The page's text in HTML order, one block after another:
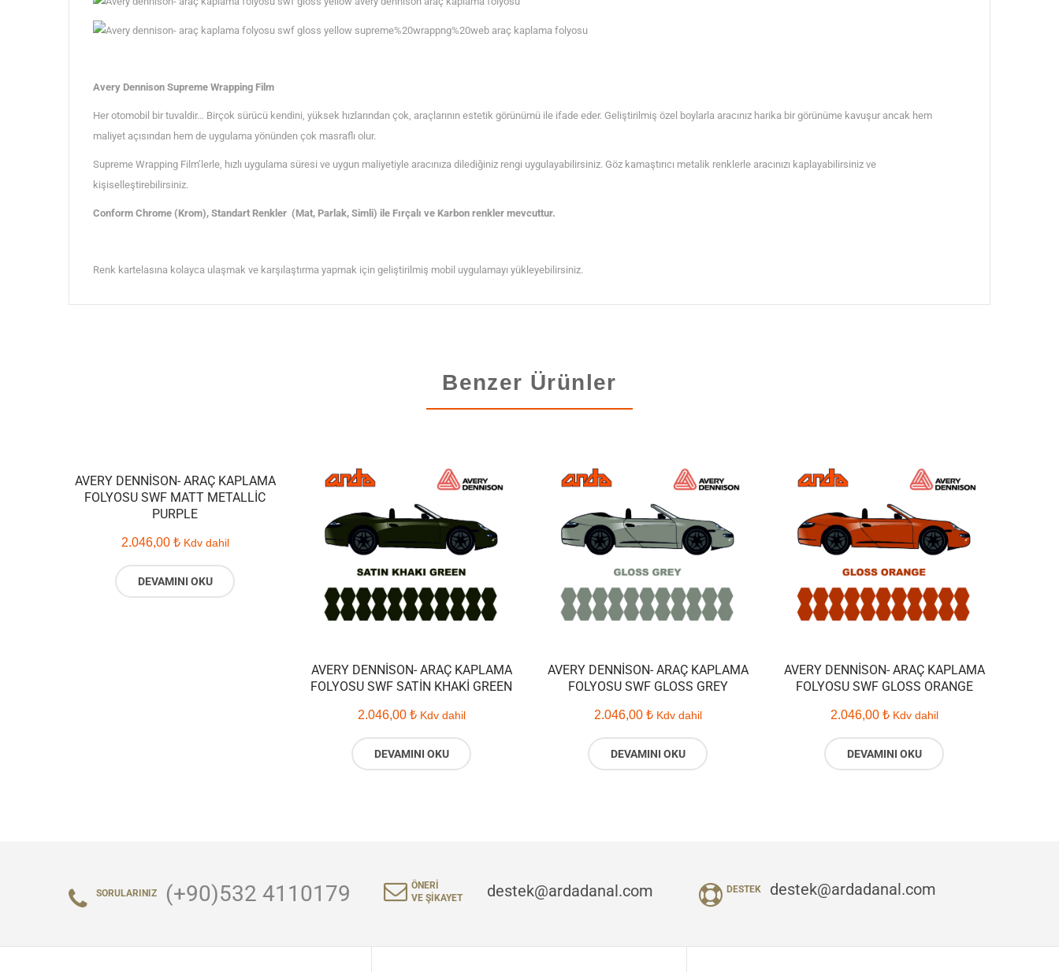
Avery Dennison Supreme Wrapping Film
Her otomobil bir tuvaldir… Birçok sürücü kendini, yüksek hızlarından çok, araçlarının estetik görünümü ile ifade eder. Geliştirilmiş özel boylarla aracınız harika bir görünüme kavuşur ancak hem
maliyet açısından hem de uygulama yönünden çok masraflı olur.
Supreme Wrapping Film’lerle, hızlı uygulama süresi ve uygun maliyetiyle aracınıza dilediğiniz rengi uygulayabilirsiniz. Göz kamaştırıcı metalik renklerle aracınızı kaplayabilirsiniz ve
kişiselleştirebilirsiniz.
Conform Chrome (Krom), Standart Renkler (Mat, Parlak, Simli) ile Fırçalı ve Karbon renkler mevcuttur.
Renk kartelasına kolayca ulaşmak ve karşılaştırma yapmak için geliştirilmiş mobil uygulamayı yükleyebilirsiniz.
Benzer Ürünler
AVERY DENNISON- ARAÇ KAPLAMA
FOLYOSU SWF MATT METALLIC
PURPLE
2.046,00 ₺ Kdv dahil
DEVAMINI OKU
AVERY DENNISON- ARAÇ KAPLAMA
FOLYOSU SWF SATIN KHAKI GREEN
2.046,00 ₺ Kdv dahil
DEVAMINI OKU
AVERY DENNISON- ARAÇ KAPLAMA
FOLYOSU SWF GLOSS GREY
2.046,00 ₺ Kdv dahil
DEVAMINI OKU
AVERY DENNISON- ARAÇ KAPLAMA
FOLYOSU SWF GLOSS ORANGE
2.046,00 ₺ Kdv dahil
DEVAMINI OKU
SORULARINIZ (+90)532 4110179
ÖNERI
VE ŞIKAYET
destek@ardadanal.com DESTEK destek@ardadanal.com